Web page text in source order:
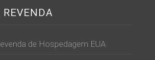
REVENDA
de Hospedagem EUA